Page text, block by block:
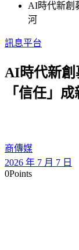
AI時代新創
河
訊息平台
AI時代新創
「信任」
商傳媒
2026 年 7 月 7 日
0Points